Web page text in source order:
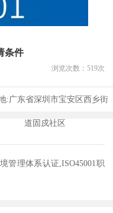
条件
浏览次数： 519次
:广东省深圳市宝安区西乡街
道固戍社区
管理体系认证,ISO45001职